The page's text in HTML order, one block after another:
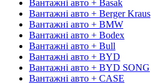
Вантажні авто + Basak
Вантажні авто + Berger Kraus
Вантажні авто + BMW
Вантажні авто + Bodex
Вантажні авто + Bull
Вантажні авто + BYD
Вантажні авто + BYD SONG
Вантажні авто + CASE